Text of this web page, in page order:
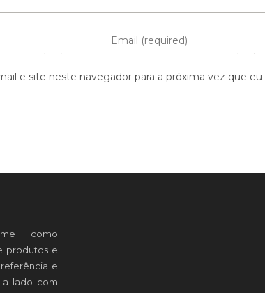
e site neste navegador para a próxima vez que
como
produtos e
e
a lado com